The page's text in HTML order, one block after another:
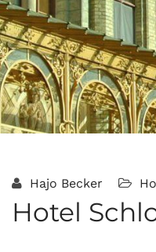
Hajo Becker
Hotel